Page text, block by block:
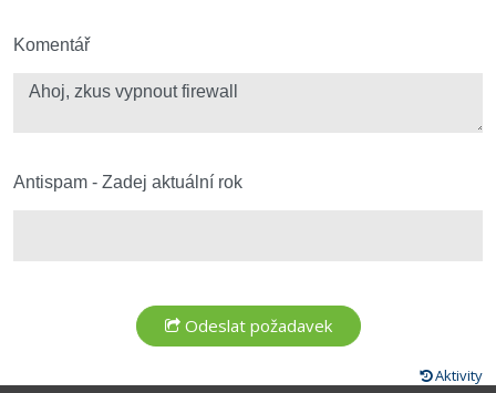
Fórum
Kybernetická bezpečnost
Komentář
Antispam - Zadej aktuální rok
Aktivity